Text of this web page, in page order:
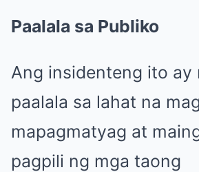
Paalala sa Publiko
Ang insidenteng ito ay
paalala sa lahat na
mapagmatyag at
pagpili ng mga taong